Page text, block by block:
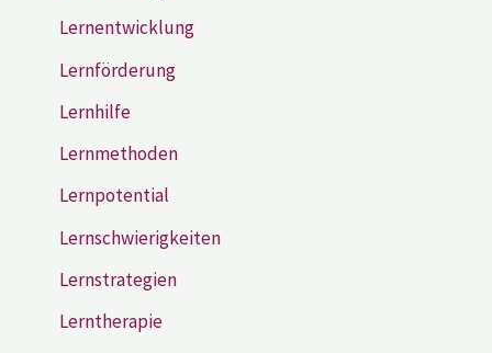
Lernentwicklung
Lernförderung
Lernhilfe
Lernmethoden
Lernpotential
Lernschwierigkeiten
Lernstrategien
Lerntherapie